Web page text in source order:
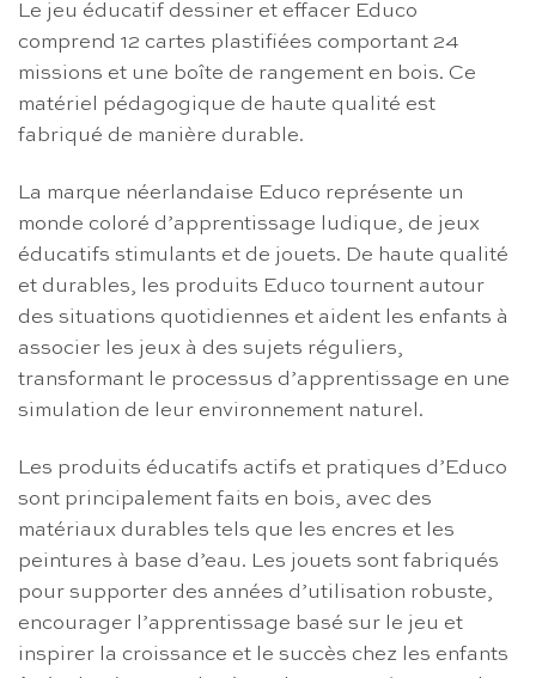
Le jeu éducatif dessiner et effacer Educo
comprend 12 cartes plastifiées comportant 24
missions et une boîte de rangement en bois. Ce
matériel pédagogique de haute qualité est
fabriqué de manière durable.
La marque néerlandaise Educo représente un
monde coloré d’apprentissage ludique, de jeux
éducatifs stimulants et de jouets. De haute qualité
et durables, les produits Educo tournent autour
des situations quotidiennes et aident les enfants à
associer les jeux à des sujets réguliers,
transformant le processus d’apprentissage en une
simulation de leur environnement naturel.
Les produits éducatifs actifs et pratiques d’Educo
sont principalement faits en bois, avec des
matériaux durables tels que les encres et les
peintures à base d’eau. Les jouets sont fabriqués
pour supporter des années d’utilisation robuste,
encourager l’apprentissage basé sur le jeu et
inspirer la croissance et le succès chez les enfants